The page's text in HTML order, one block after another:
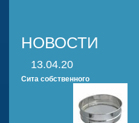
НОВОСТИ
13.04.20
Сита собственного